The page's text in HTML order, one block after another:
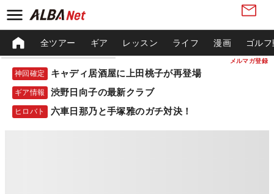
メルマガ登録
全ツアー ギア レッスン ライフ 漫画 ゴル
神回確定 キャディ居酒屋に上田桃子が再登場
ギア情報 渋野日向子の最新クラブ
ヒロバト 六車日那乃と手塚雅のガチ対決！